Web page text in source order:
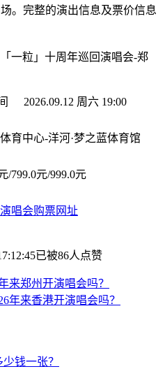
。完整的演出信息及票价信息
「一粒」十周年巡回演唱会-郑
2026.09.12 周六 19:00
育中心-洋河·梦之蓝体育馆
/799.0元/999.0元
唱会购票网址
已被86人点赞
来郑州开演唱会吗？
年来香港开演唱会吗？
钱一张？